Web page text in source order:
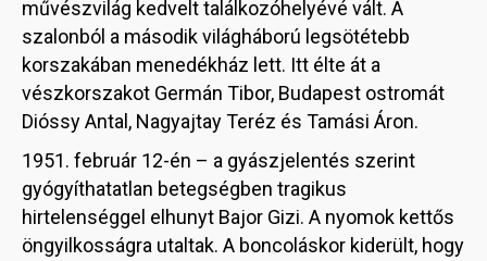
művészvilág kedvelt találkozóhelyévé vált. A
szalonból a második világháború legsötétebb
korszakában menedékház lett. Itt élte át a
vészkorszakot Germán Tibor, Budapest ostromát
Dióssy Antal, Nagyajtay Teréz és Tamási Áron.
1951. február 12-én – a gyászjelentés szerint
gyógyíthatatlan betegségben tragikus
hirtelenséggel elhunyt Bajor Gizi. A nyomok kettős
öngyilkosságra utaltak. A boncoláskor kiderült, hogy